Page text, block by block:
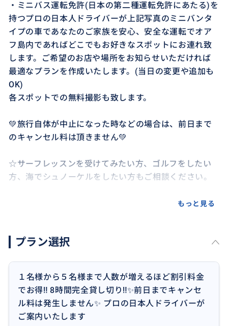
・ミニバス運転免許(日本の第二種運転免許にあたる)を
持つプロの日本人ドライバーが上記写真のミニバンタ
イプの車であなたのご家族を安心、安全な運転でオア
フ島内であればどこでもお好きなスポットにお連れ致
します。ご希望のお店や場所をお知らせいただければ
最適なプランを作成いたします。(当日の変更や追加も
OK)
各スポットでの無料撮影も致します。
💚旅行自体が中止になった時などの場合は、前日まで
のキャンセル料は頂きません💚
☆サーフレッスンを受けてみたい方、ゴルフをしたい
方、海でシュノーケルをしたい方もご相談ください。
❣️お客様からの口コミは"プロフィールを詳しく見る"を
・1名様から5名様までご乗車可能ですが大人数でのご
＊2名様料金：38000円（19000円/1名）
＊3名様料金：54000円（18000円/1名）
＊4名様料金：68000円（17000円/1名）
＊5名様料金：80000円（16000円/1名）
もっと見る
プラン選択
１名様から５名様まで人数が増えるほど割引料金
でお得‼ 8時間完全貸し切り‼✨前日までキャンセ
ル料は発生しません✨ プロの日本人ドライバーが
ご案内いたします